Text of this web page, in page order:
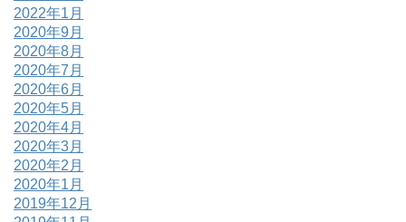
2022年1月
2020年9月
2020年8月
2020年7月
2020年6月
2020年5月
2020年4月
2020年3月
2020年2月
2020年1月
2019年12月